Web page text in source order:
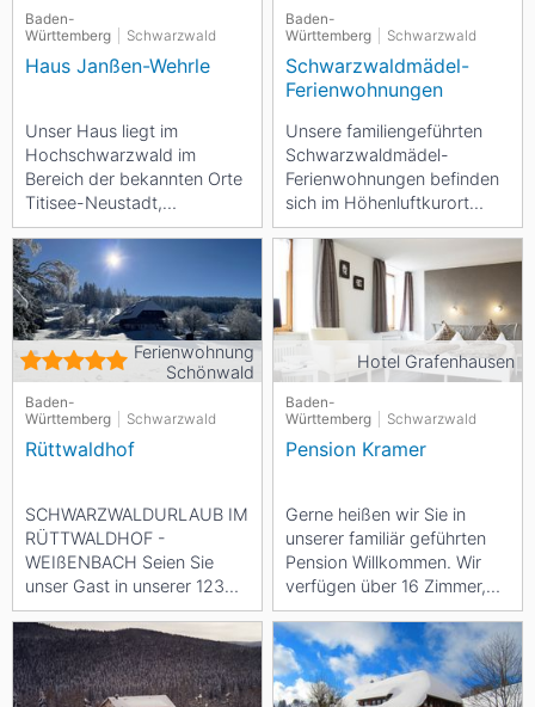
Baden-
Württemberg
Schwarzwald
Haus Janßen-Wehrle
Unser Haus liegt im
Hochschwarzwald im
Bereich der bekannten Orte
Titisee-Neustadt,
Schluchsee, Feldberg oder
Hinterzarten. Im Winter
sind...
Baden-
Württemberg
Schwarzwald
Schwarzwaldmädel-
Ferienwohnungen
Unsere familiengeführten
Schwarzwaldmädel-
Ferienwohnungen befinden
sich im Höhenluftkurort
Todtnau-Muggenbrunn auf
950 m – 1250 m in...
Ferienwohnung
Schönwald
Baden-
Württemberg
Schwarzwald
Rüttwaldhof
SCHWARZWALDURLAUB IM
RÜTTWALDHOF -
WEIßENBACH Seien Sie
unser Gast in unserer 123m²
großen Ferienwohnung für
bis zu 6 Personen. Sie...
Hotel Grafenhausen
Baden-
Württemberg
Schwarzwald
Pension Kramer
Gerne heißen wir Sie in
unserer familiär geführten
Pension Willkommen. Wir
verfügen über 16 Zimmer,
alle mit Dusche/WC und
LCD-Bildschirm...